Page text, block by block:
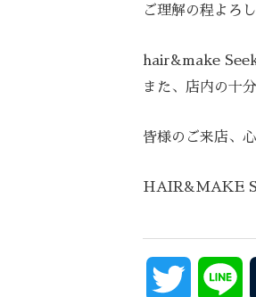
ご理解の程よろ
hair&make Seek
また、店内の十
皆様のご来店、
HAIR&MAKE
Twitter